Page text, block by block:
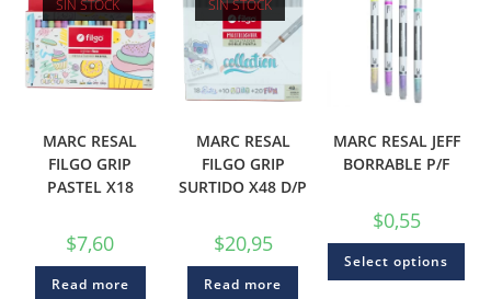
SIN STOCK
MARC RESAL
FILGO GRIP
PASTEL X18
$7,60
Read more
SIN STOCK
MARC RESAL
FILGO GRIP
SURTIDO X48 D/P
$20,95
Read more
MARC RESAL JEFF
BORRABLE P/F
$0,55
Select options